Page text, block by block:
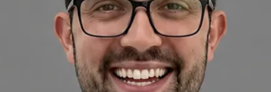
Voltar à equipa de Portugal Perfil do médico